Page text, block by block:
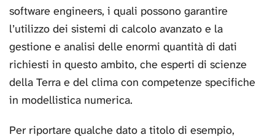
software engineers, i quali possono garantire
l’utilizzo dei sistemi di calcolo avanzato e la
gestione e analisi delle enormi quantità di dati
richiesti in questo ambito, che esperti di scienze
della Terra e del clima con competenze specifiche
in modellistica numerica.
Per riportare qualche dato a titolo di esempio,